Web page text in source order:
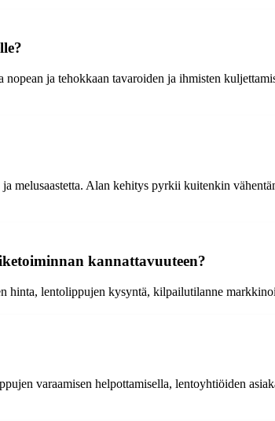
ja tehokkaan tavaroiden ja ihmisten
melusaastetta. Alan kehitys pyrkii kuitenkin
kannattavuuteen?
lentolippujen kysyntä, kilpailutilanne
varaamisen helpottamisella, lentoyhtiöiden